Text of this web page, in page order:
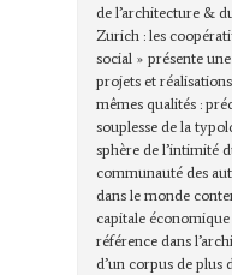
de l’architecture &
Zurich : les
social » présente
projets et
mêmes qualités :
souplesse de la
sphère de l’intimité
communauté des
dans le monde
capitale économique
référence dans
d’un corpus de plus